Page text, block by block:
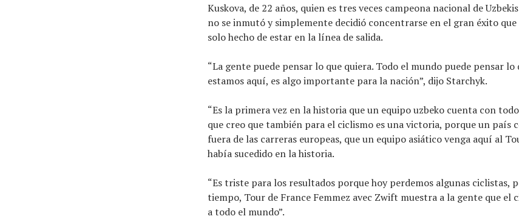
Kuskova, de 22 años, quien es tres veces campeona nacional de
no se inmutó y simplemente decidió concentrarse en el gran éxito
solo hecho de estar en la línea de salida.
“La gente puede pensar lo que quiera. Todo el mundo puede pensar lo
estamos aquí, es algo importante para la nación”, dijo Starchyk.
“Es la primera vez en la historia que un equipo uzbeko cuenta con
que creo que también para el ciclismo es una victoria, porque un país
fuera de las carreras europeas, que un equipo asiático venga aquí al
había sucedido en la historia.
“Es triste para los resultados porque hoy perdemos algunas ciclistas,
tiempo, Tour de France Femmez avec Zwift muestra a la gente que el
a todo el mundo”.